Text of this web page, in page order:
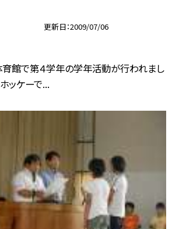
更新日 2009/07/06
育館で第４学年の学年活動が行われまし
ッケーで...